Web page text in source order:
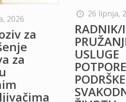
2026
za
za
26 lipnja,
RADNIK/
USLUGE